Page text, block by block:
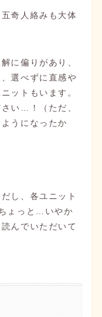
奇人絡みも大体
に偏りがあり、
選べずに直感や
ットもいます。
い…！（ただ、
うになったか
し、各ユニット
ょっと…いやか
んでいただいて